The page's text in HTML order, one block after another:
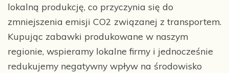
lokalną produkcję, co przyczynia się do
zmniejszenia emisji CO2 związanej z transportem.
Kupując zabawki produkowane w naszym
regionie, wspieramy lokalne firmy i jednocześnie
redukujemy negatywny wpływ na środowisko